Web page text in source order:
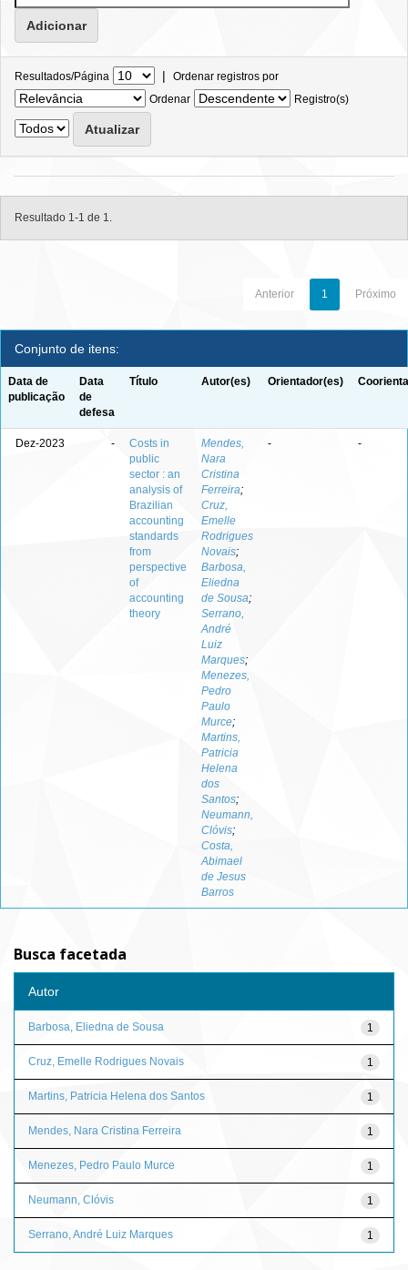
Resultados/Página | Ordenar registros por
Ordenar
Registro(s)
Resultado 1-1 de 1.
Anterior 1 Próximo
Conjunto de itens:
Data de
publicação
Data
de
defesa
Título Autor(es) Orientador(es)
Dez-2023 -
Costs in
public
sector : an
analysis of
Brazilian
accounting
standards
from
perspective
of
accounting
theory
Mendes,
Nara
Cristina
Ferreira;
Cruz,
Emelle
Rodrigues
Novais;
Barbosa,
Eliedna
de Sousa;
Serrano,
André
Luiz
Marques;
Menezes,
Pedro
Paulo
Murce;
Martins,
Patricia
Helena
dos
Santos;
Neumann,
Clóvis;
Costa,
Abimael
de Jesus
Barros
- -
Busca facetada
Autor
1
Barbosa, Eliedna de Sousa
1
Cruz, Emelle Rodrigues Novais
1
Martins, Patricia Helena dos Santos
1
Mendes, Nara Cristina Ferreira
1
Menezes, Pedro Paulo Murce
1
Neumann, Clóvis
1
Serrano, André Luiz Marques